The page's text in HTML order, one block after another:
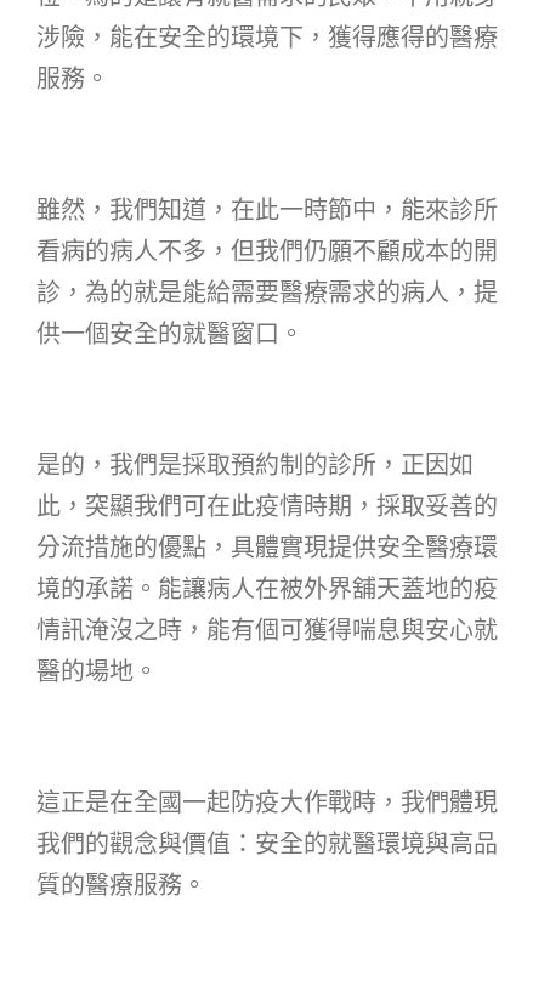
涉險，能在安全的環境下，獲得應得的醫療
服務。
雖然，我們知道，在此一時節中，能來診所
看病的病人不多，但我們仍願不顧成本的開
診，為的就是能給需要醫療需求的病人，提
供一個安全的就醫窗口。
是的，我們是採取預約制的診所，正因如
此，突顯我們可在此疫情時期，採取妥善的
分流措施的優點，具體實現提供安全醫療環
境的承諾。能讓病人在被外界舖天蓋地的疫
情訊淹沒之時，能有個可獲得喘息與安心就
醫的場地。
這正是在全國一起防疫大作戰時，我們體現
我們的觀念與價值：安全的就醫環境與高品
質的醫療服務。